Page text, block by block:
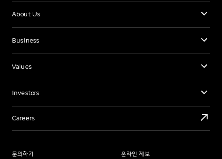
About Us
Business
Values
Investors
Careers
문의하기 온라인 제보